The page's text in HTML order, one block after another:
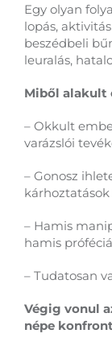
Egy olyan
lopás,
beszédbeli
leuralás,
Miből alakult
– Okkult
varázslói
– Gonosz
kárhoztatások
– Hamis
hamis
– Tudatosan
Végig vonul
népe